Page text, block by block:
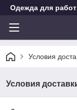
Одежда для
Условия
Условия